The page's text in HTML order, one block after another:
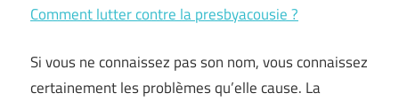
Comment lutter contre la presbyacousie ?
Si vous ne connaissez pas son nom, vous connaissez
certainement les problèmes qu’elle cause. La